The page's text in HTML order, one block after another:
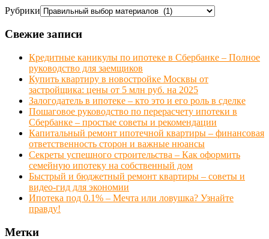
Рубрики
Свежие записи
Кредитные каникулы по ипотеке в Сбербанке – Полное
руководство для заемщиков
Купить квартиру в новостройке Москвы от
застройщика: цены от 5 млн руб. на 2025
Залогодатель в ипотеке – кто это и его роль в сделке
Пошаговое руководство по перерасчету ипотеки в
Сбербанке – простые советы и рекомендации
Капитальный ремонт ипотечной квартиры – финансовая
ответственность сторон и важные нюансы
Секреты успешного строительства – Как оформить
семейную ипотеку на собственный дом
Быстрый и бюджетный ремонт квартиры – советы и
видео-гид для экономии
Ипотека под 0.1% – Мечта или ловушка? Узнайте
правду!
Метки